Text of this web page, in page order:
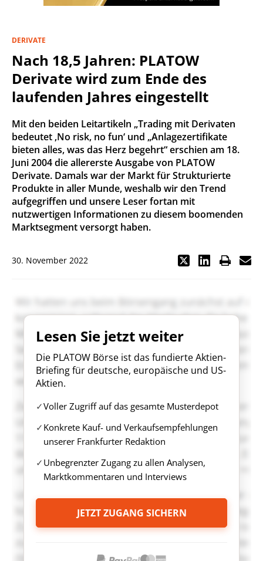
DERIVATE
Nach 18,5 Jahren: PLATOW
Derivate wird zum Ende des
laufenden Jahres eingestellt
Mit den beiden Leitartikeln „Trading mit Derivaten
bedeutet ‚No risk, no fun‘ und „Anlagezertifikate
bieten alles, was das Herz begehrt“ erschien am 18.
Juni 2004 die allererste Ausgabe von PLATOW
Derivate. Damals war der Markt für Strukturierte
Produkte in aller Munde, weshalb wir den Trend
aufgegriffen und unsere Leser fortan mit
nutzwertigen Informationen zu diesem boomenden
Marktsegment versorgt haben.
30. November 2022
Lesen Sie jetzt weiter
Die PLATOW Börse ist das fundierte Aktien-
Briefing für deutsche, europäische und US-
Aktien.
Voller Zugriff auf das gesamte Musterdepot
Konkrete Kauf- und Verkaufsempfehlungen
unserer Frankfurter Redaktion
Unbegrenzter Zugang zu allen Analysen,
Marktkommentaren und Interviews
JETZT ZUGANG SICHERN